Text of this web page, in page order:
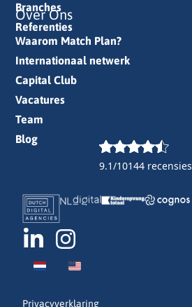
9.1/10144 recensies
Branches
Referenties
Over Ons
Waarom Match Plan?
Internationaal netwerk
Capital Club
Vacatures
Team
Blog
Privacyverklaring